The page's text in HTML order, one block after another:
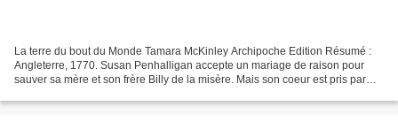
La terre du bout du Monde Tamara McKinley Archipoche Edition Résumé :
Angleterre, 1770. Susan Penhalligan accepte un mariage de raison pour
sauver sa mère et son frère Billy de la misère. Mais son coeur est pris par